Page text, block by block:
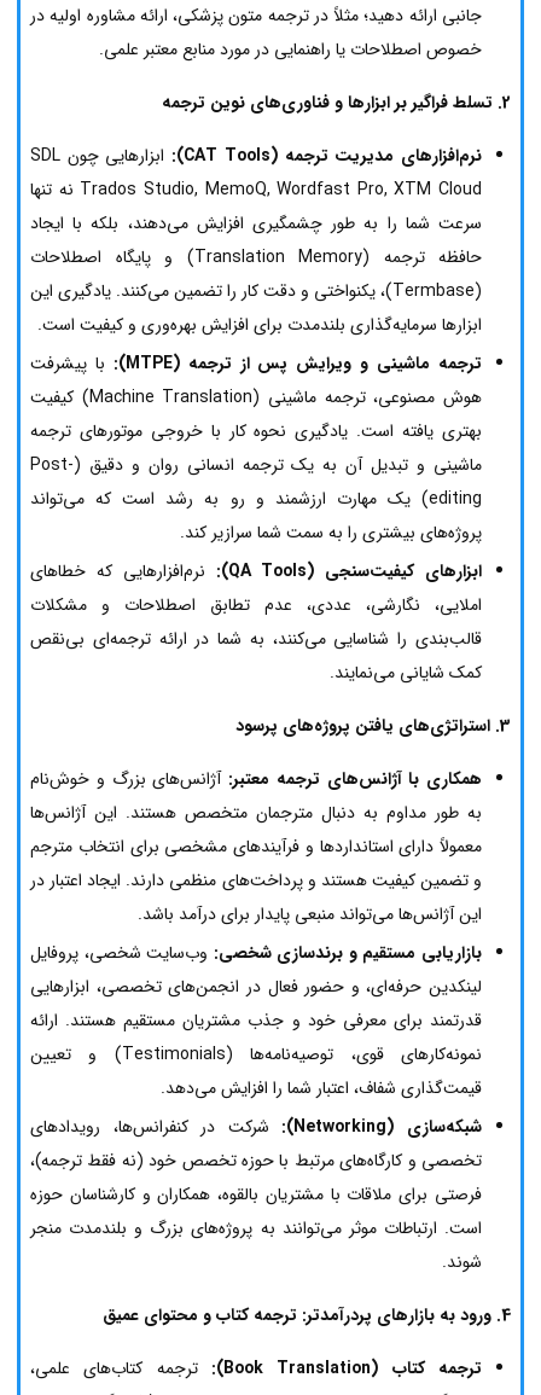
جانبی ارائه دهید؛ مثلاً در ترجمه متون پزشکی، ارائه مشاوره اولیه در
خصوص اصطلاحات یا راهنمایی در مورد منابع معتبر علمی.
2. تسلط فراگیر بر ابزارها و فناوری‌های نوین ترجمه
نرم‌افزارهای مدیریت ترجمه (CAT Tools):
ابزارهایی چون SDL
Trados Studio, MemoQ, Wordfast Pro, XTM Cloud نه تنها
سرعت شما را به طور چشمگیری افزایش می‌دهند، بلکه با ایجاد
حافظه ترجمه (Translation Memory) و پایگاه اصطلاحات
(Termbase)، یکنواختی و دقت کار را تضمین می‌کنند. یادگیری این
ابزارها سرمایه‌گذاری بلندمدت برای افزایش بهره‌وری و کیفیت است.
ترجمه ماشینی و ویرایش پس از ترجمه (MTPE):
با پیشرفت
هوش مصنوعی، ترجمه ماشینی (Machine Translation) کیفیت
بهتری یافته است. یادگیری نحوه کار با خروجی موتورهای ترجمه
ماشینی و تبدیل آن به یک ترجمه انسانی روان و دقیق (Post-
editing) یک مهارت ارزشمند و رو به رشد است که می‌تواند
پروژه‌های بیشتری را به سمت شما سرازیر کند.
ابزارهای کیفیت‌سنجی (QA Tools):
نرم‌افزارهایی که خطاهای
املایی، نگارشی، عددی، عدم تطابق اصطلاحات و مشکلات
قالب‌بندی را شناسایی می‌کنند، به شما در ارائه ترجمه‌ای بی‌نقص
کمک شایانی می‌نمایند.
3. استراتژی‌های یافتن پروژه‌های پرسود
همکاری با آژانس‌های ترجمه معتبر: آژانس‌های بزرگ و خوش‌نام
به طور مداوم به دنبال مترجمان متخصص هستند. این آژانس‌ها
معمولاً دارای استانداردها و فرآیندهای مشخصی برای انتخاب مترجم
و تضمین کیفیت هستند و پرداخت‌های منظمی دارند. ایجاد اعتبار در
این آژانس‌ها می‌تواند منبعی پایدار برای درآمد باشد.
بازاریابی مستقیم و برندسازی شخصی: وب‌سایت شخصی، پروفایل
لینکدین حرفه‌ای، و حضور فعال در انجمن‌های تخصصی، ابزارهایی
قدرتمند برای معرفی خود و جذب مشتریان مستقیم هستند. ارائه
نمونه‌کارهای قوی، توصیه‌نامه‌ها (Testimonials) و تعیین
قیمت‌گذاری شفاف، اعتبار شما را افزایش می‌دهد.
شبکه‌سازی (Networking):
شرکت در کنفرانس‌ها، رویدادهای
تخصصی و کارگاه‌های مرتبط با حوزه تخصص خود (نه فقط ترجمه)،
فرصتی برای ملاقات با مشتریان بالقوه، همکاران و کارشناسان حوزه
است. ارتباطات موثر می‌توانند به پروژه‌های بزرگ و بلندمدت منجر
شوند.
4. ورود به بازارهای پردرآمدتر: ترجمه کتاب و محتوای عمیق
ترجمه کتاب (Book Translation):
ترجمه کتاب‌های علمی،